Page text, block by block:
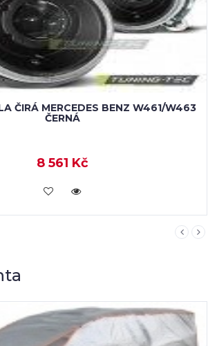
SVĚTLA ČIRÁ MERCEDES BENZ W461/
W463 CHROM
7 717 Kč
KOUPIT